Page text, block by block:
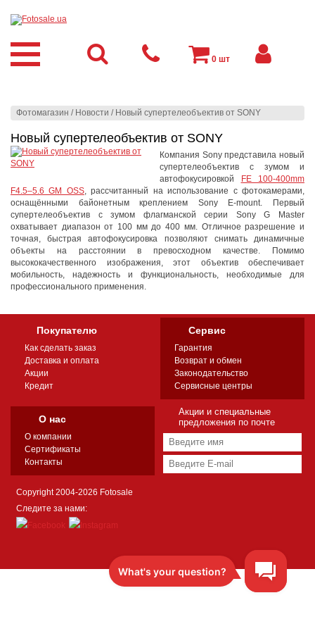
Фотомагазин / Новости / Новый супертелеобъектив от SONY
Новый супертелеобъектив от SONY
Компания Sony представила новый
супертелеобъектив с зумом и
автофокусировкой
FE 100-400mm
F4.5–5.6 GM OSS, рассчитанный на использование с фотокамерами,
оснащёнными байонетным креплением Sony E-mount. Первый
супертелеобъектив с зумом флагманской серии Sony G Master
охватывает диапазон от 100 мм до 400 мм. Отличное разрешение и
точная, быстрая автофокусировка позволяют снимать динамичные
объекты на расстоянии в превосходном качестве. Помимо
высококачественного изображения, этот объектив обеспечивает
мобильность, надежность и функциональность, необходимые для
профессионального применения.
0 шт
Покупателю
Как сделать заказ
Доставка и оплата
Акции
Кредит
Сервис
Гарантия
Возврат и обмен
Законодательство
Сервисные центры
О нас
О компании
Сертификаты
Контакты
Акции и специальные
предложения по почте
Copyright 2004-2026 Fotosale
Следите за нами: